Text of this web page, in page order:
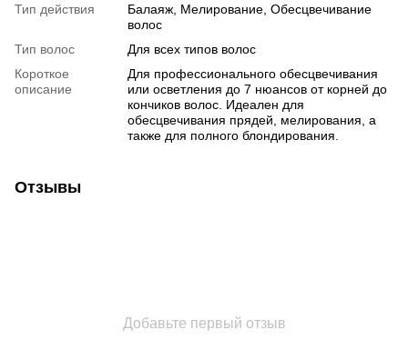
Тип действия
Балаяж, Мелирование, Обесцвечивание
волос
Тип волос
Для всех типов волос
Короткое
описание
Для профессионального обесцвечивания
или осветления до 7 нюансов от корней до
кончиков волос. Идеален для
обесцвечивания прядей, мелирования, а
также для полного блондирования.
Отзывы
Добавьте первый отзыв